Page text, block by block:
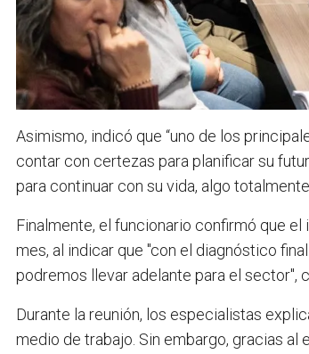
Asimismo, indicó que “uno de los
contar con certezas para planificar su
para continuar con su vida, algo
Finalmente, el funcionario confirmó que
mes, al indicar que "con el diagnóstico
podremos llevar adelante para el sector",
Durante la reunión, los especialistas
medio de trabajo. Sin embargo, gracias